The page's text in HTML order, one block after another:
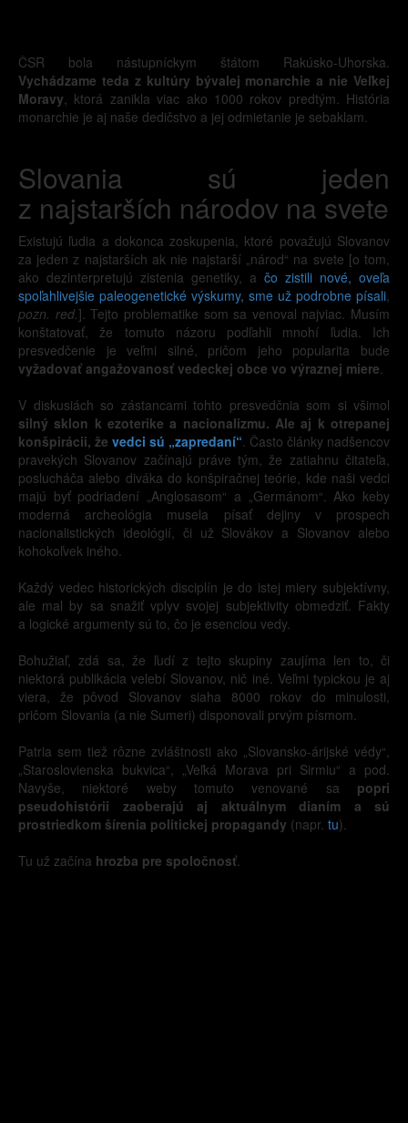
ČSR bola nástupníckym štátom Rakúsko-Uhorska.
Vychádzame teda z kultúry bývalej monarchie a nie Veľkej
Moravy, ktorá zanikla viac ako 1000 rokov predtým. História
monarchie je aj naše dedičstvo a jej odmietanie je sebaklam.
Slovania sú jeden
z najstarších národov na svete
Existujú ľudia a dokonca zoskupenia, ktoré považujú Slovanov
za jeden z najstarších ak nie najstarší „národ“ na svete [o tom,
ako dezinterpretujú zistenia genetiky, a čo zistili nové, oveľa
spoľahlivejšie paleogenetické výskumy, sme už podrobne písali,
pozn. red.]. Tejto problematike som sa venoval najviac. Musím
konštatovať, že tomuto názoru podľahli mnohí ľudia. Ich
presvedčenie je veľmi silné, pričom jeho popularita bude
vyžadovať angažovanosť vedeckej obce vo výraznej miere.
V diskusiách so zástancami tohto presvedčnia som si všimol
silný sklon k ezoterike a nacionalizmu. Ale aj k otrepanej
konšpirácii, že vedci sú „zapredaní“. Často články nadšencov
pravekých Slovanov začínajú práve tým, že zatiahnu čitateľa,
poslucháča alebo diváka do konšpiračnej teórie, kde naši vedci
majú byť podriadení „Anglosasom“ a „Germánom“. Ako keby
moderná archeológia musela písať dejiny v prospech
nacionalistických ideológií, či už Slovákov a Slovanov alebo
kohokoľvek iného.
Každý vedec historických disciplín je do istej miery subjektívny,
ale mal by sa snažiť vplyv svojej subjektivity obmedziť. Fakty
a logické argumenty sú to, čo je esenciou vedy.
Bohužiaľ, zdá sa, že ľudí z tejto skupiny zaujíma len to, či
niektorá publikácia velebí Slovanov, nič iné. Veľmi typickou je aj
viera, že pôvod Slovanov siaha 8000 rokov do minulosti,
pričom Slovania (a nie Sumeri) disponovali prvým písmom.
Patria sem tiež rôzne zvláštnosti ako „Slovansko-árijské védy“,
„Staroslovienska bukvica“, „Veľká Morava pri Sirmiu“ a pod.
Navyše, niektoré weby tomuto venované sa popri
pseudohistórii zaoberajú aj aktuálnym dianím a sú
prostriedkom šírenia politickej propagandy (napr. tu).
Tu už začína hrozba pre spoločnosť.